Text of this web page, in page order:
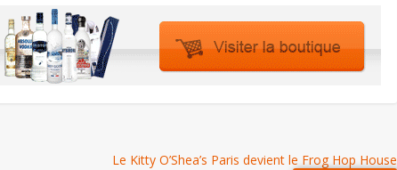
Le Kitty O’Shea’s Paris devient le Frog Hop House